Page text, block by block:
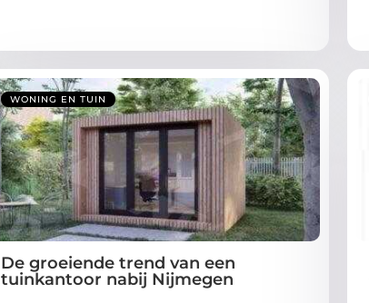
WONING EN TUIN
De groeiende trend van een
tuinkantoor nabij Nijmegen